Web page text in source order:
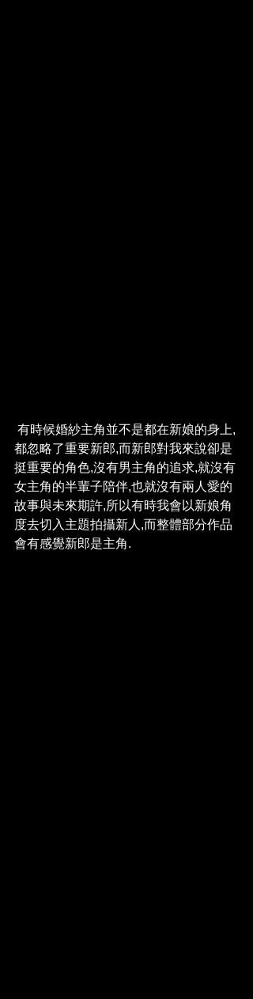
都忽略了重要新郎,而新郎對我來說卻是
挺重要的角色,沒有男主角的追求,就沒有
女主角的半輩子陪伴,也就沒有兩人愛的
故事與未來期許,所以有時我會以新娘角
度去切入主題拍攝新人,而整體部分作品
會有感覺新郎是主角.